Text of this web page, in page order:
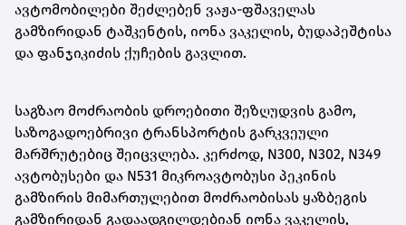
ავტომობილები შეძლებენ ვაჟა-ფშაველას
გამზირიდან ტაშკენტის, იონა ვაკელის, ბუდაპეშტისა
და ფანჯიკიძის ქუჩების გავლით.
საგზაო მოძრაობის დროებითი შეზღუდვის გამო,
საზოგადოებრივი ტრანსპორტის გარკვეული
მარშრუტებიც შეიცვლება. კერძოდ, N300, N302, N349
ავტობუსები და N531 მიკროავტობუსი პეკინის
გამზირის მიმართულებით მოძრაობისას ყაზბეგის
გამზირიდან გადაადგილდებიან იონა ვაკელის,